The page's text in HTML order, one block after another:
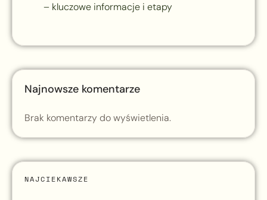
– kluczowe informacje i etapy
Najnowsze komentarze
Brak komentarzy do wyświetlenia.
NAJCIEKAWSZE